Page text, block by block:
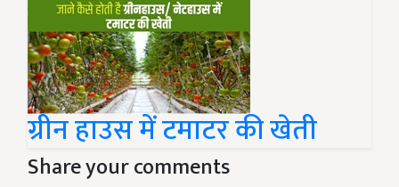
ग्रीन हाउस में टमाटर की खेती
Share your comments